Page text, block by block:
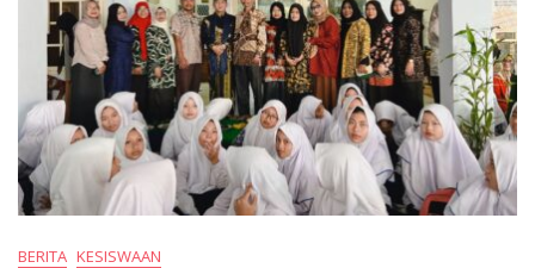
BERITA KESISWAAN